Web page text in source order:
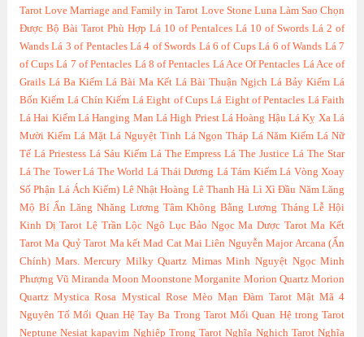
Tarot Love Marriage and Family in Tarot Love Stone Luna Làm Sao Chọn
Được Bộ Bài Tarot Phù Hợp Lá 10 of Pentalces Lá 10 of Swords Lá 2 of
Wands Lá 3 of Pentacles Lá 4 of Swords Lá 6 of Cups Lá 6 of Wands Lá 7
of Cups Lá 7 of Pentacles Lá 8 of Pentacles Lá Ace Of Pentacles Lá Ace of
Grails Lá Ba Kiếm Lá Bài Ma Kết Lá Bài Thuận Ngịch Lá Bảy Kiếm Lá
Bốn Kiếm Lá Chín Kiếm Lá Eight of Cups Lá Eight of Pentacles Lá Faith
Lá Hai Kiếm Lá Hanging Man Lá High Priest Lá Hoàng Hậu Lá Kỵ Xa Lá
Mười Kiếm Lá Mặt Lá Nguyệt Tinh Lá Ngọn Tháp Lá Năm Kiếm Lá Nữ
Tế Lá Priestess Lá Sáu Kiếm Lá The Empress Lá The Justice Lá The Star
Lá The Tower Lá The World Lá Thái Dương Lá Tám Kiếm Lá Vòng Xoay
Số Phận Lá Ách Kiếm) Lê Nhật Hoàng Lê Thanh Hà Lì Xì Đầu Năm Lăng
Mộ Bí Ẩn Lăng Nhăng Lương Tâm Không Bằng Lương Tháng Lễ Hội
Kinh Dị Tarot Lệ Trần Lộc Ngô Lục Bảo Ngọc Ma Dược Tarot Ma Kết
Tarot Ma Quỷ Tarot Ma kết Mad Cat Mai Liên Nguyễn Major Arcana (Ẩn
Chính) Mars. Mercury Milky Quartz Mimas Minh Nguyệt Ngọc Minh
Phượng Vũ Miranda Moon Moonstone Morganite Morion Quartz Morion
Quartz Mystica Rosa Mystical Rose Mèo Mạn Đàm Tarot Mật Mã 4
Nguyên Tố Mối Quan Hệ Tay Ba Trong Tarot Mối Quan Hệ trong Tarot
Neptune Nesiat kapayim Nghiệp Trong Tarot Nghĩa Nghịch Tarot Nghĩa